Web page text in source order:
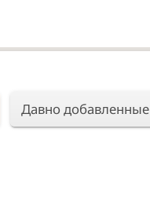
Давно добавленные